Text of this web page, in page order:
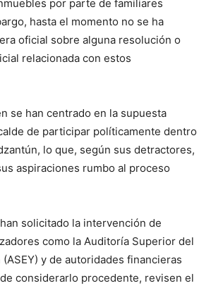
por parte de familiares
hasta el momento no se ha
oficial sobre alguna resolución o
relacionada con estos
se han centrado en la supuesta
de participar políticamente dentro
lo que, según sus detractores,
aspiraciones rumbo al proceso
solicitado la intervención de
como la Auditoría Superior del
(ASEY) y de autoridades financieras
considerarlo procedente, revisen el